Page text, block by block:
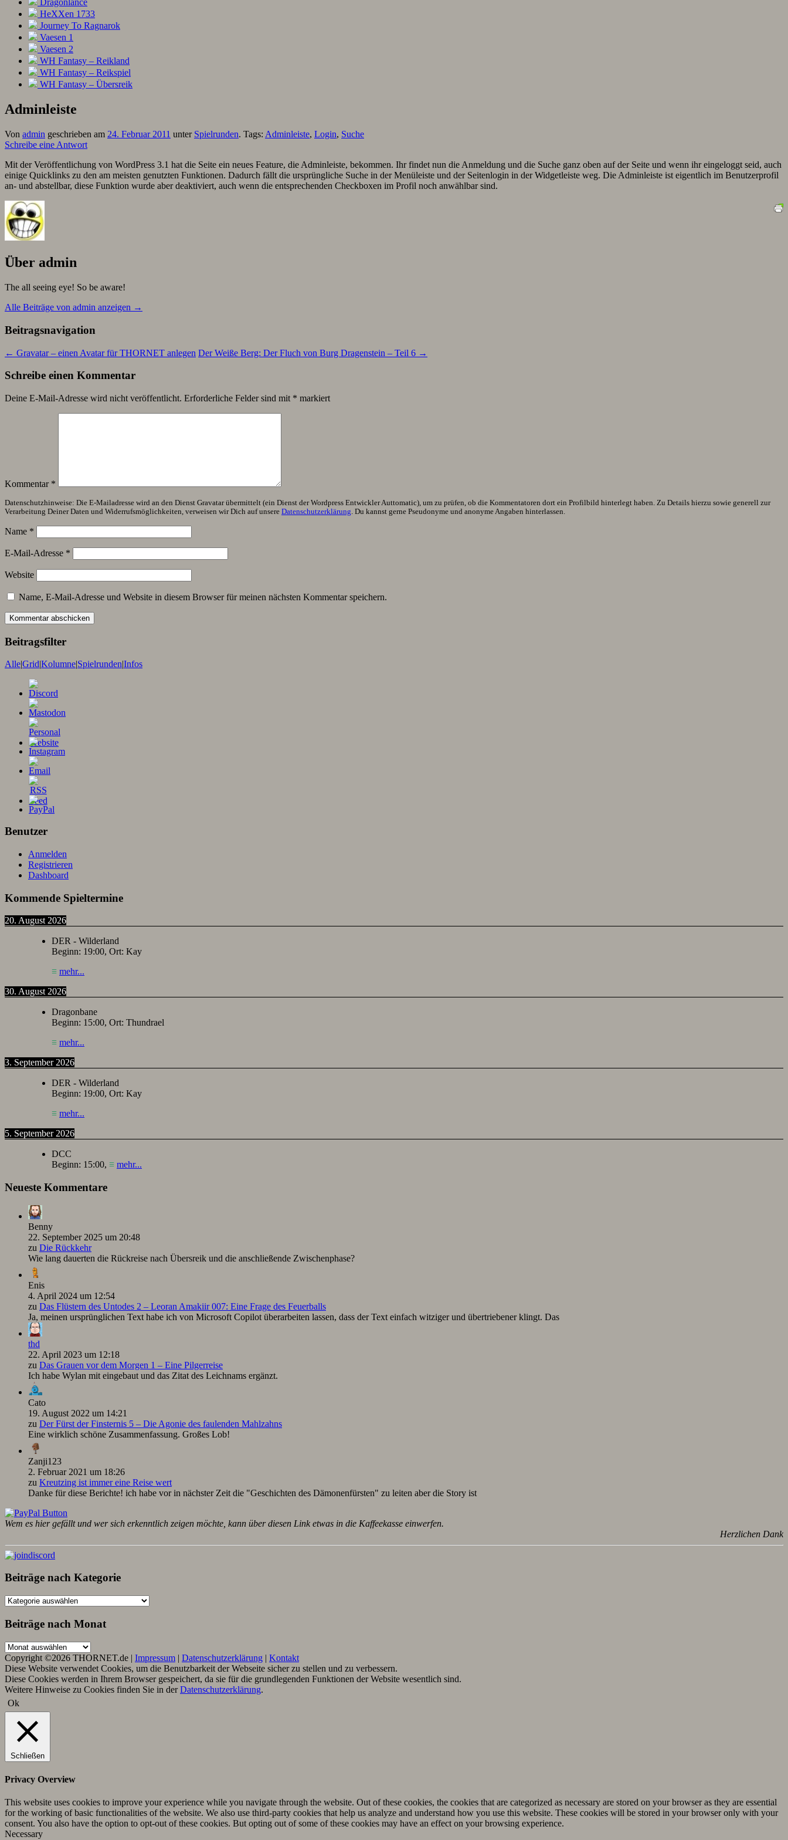
Dragonlance
HeXXen 1733
Journey To Ragnarok
Vaesen 1
Vaesen 2
WH Fantasy – Reikland
WH Fantasy – Reikspiel
WH Fantasy – Übersreik
Adminleiste
Von admin geschrieben am 24. Februar 2011 unter Spielrunden. Tags: Adminleiste, Login, Suche
Schreibe eine Antwort
Mit der Veröffentlichung von WordPress 3.1 hat die Seite ein neues Feature, die Adminleiste, bekommen. Ihr findet nun die Anmeldung und die Suche ganz oben auf der Seite und wenn ihr eingeloggt seid, auch
einige Quicklinks zu den am meisten genutzten Funktionen. Dadurch fällt die ursprüngliche Suche in der Menüleiste und der Seitenlogin in der Widgetleiste weg. Die Adminleiste ist eigentlich im Benutzerprofil
an- und abstellbar, diese Funktion wurde aber deaktiviert, auch wenn die entsprechenden Checkboxen im Profil noch anwählbar sind.
Über admin
The all seeing eye! So be aware!
Alle Beiträge von admin anzeigen →
Beitragsnavigation
← Gravatar – einen Avatar für THORNET anlegen Der Weiße Berg: Der Fluch von Burg Dragenstein – Teil 6 →
Schreibe einen Kommentar
Deine E-Mail-Adresse wird nicht veröffentlicht. Erforderliche Felder sind mit * markiert
Kommentar *
Datenschutzhinweise: Die E-Mailadresse wird an den Dienst Gravatar übermittelt (ein Dienst der Wordpress Entwickler Auttomatic), um zu prüfen, ob die Kommentatoren dort ein Profilbild hinterlegt haben. Zu Details hierzu sowie generell zur
Verarbeitung Deiner Daten und Widerrufsmöglichkeiten, verweisen wir Dich auf unsere Datenschutzerklärung. Du kannst gerne Pseudonyme und anonyme Angaben hinterlassen.
Name *
E-Mail-Adresse *
Website
Name, E-Mail-Adresse und Website in diesem Browser für meinen nächsten Kommentar speichern.
Beitragsfilter
Alle|Grid|Kolumne|Spielrunden|Infos
Benutzer
Anmelden
Registrieren
Dashboard
Kommende Spieltermine
20. August 2026
DER - Wilderland
Beginn: 19:00, Ort: Kay
≡ mehr...
30. August 2026
Dragonbane
Beginn: 15:00, Ort: Thundrael
≡ mehr...
3. September 2026
DER - Wilderland
Beginn: 19:00, Ort: Kay
≡ mehr...
5. September 2026
DCC
Beginn: 15:00, ≡ mehr...
Neueste Kommentare
Benny
22. September 2025 um 20:48
zu Die Rückkehr
Wie lang dauerten die Rückreise nach Übersreik und die anschließende Zwischenphase?
Enis
4. April 2024 um 12:54
zu Das Flüstern des Untodes 2 – Leoran Amakiir 007: Eine Frage des Feuerballs
Ja, meinen ursprünglichen Text habe ich von Microsoft Copilot überarbeiten lassen, dass der Text einfach witziger und übertriebener klingt. Das
thd
22. April 2023 um 12:18
zu Das Grauen vor dem Morgen 1 – Eine Pilgerreise
Ich habe Wylan mit eingebaut und das Zitat des Leichnams ergänzt.
Cato
19. August 2022 um 14:21
zu Der Fürst der Finsternis 5 – Die Agonie des faulenden Mahlzahns
Eine wirklich schöne Zusammenfassung. Großes Lob!
Zanji123
2. Februar 2021 um 18:26
zu Kreutzing ist immer eine Reise wert
Danke für diese Berichte! ich habe vor in nächster Zeit die "Geschichten des Dämonenfürsten" zu leiten aber die Story ist
Wem es hier gefällt und wer sich erkenntlich zeigen möchte, kann über diesen Link etwas in die Kaffeekasse einwerfen.
Herzlichen Dank
Beiträge nach Kategorie
Beiträge
Kategorie
Beiträge nach Monat
Beiträge
nach
Monat
Copyright ©2026 THORNET.de | Impressum | Datenschutzerklärung | Kontakt
Diese Website verwendet Cookies, um die Benutzbarkeit der Webseite sicher zu stellen und zu verbessern.
Diese Cookies werden in Ihrem Browser gespeichert, da sie für die grundlegenden Funktionen der Website wesentlich sind.
Weitere Hinweise zu Cookies finden Sie in derDatenschutzerklärung.
Ok
Schließen
Privacy Overview
This website uses cookies to improve your experience while you navigate through the website. Out of these cookies, the cookies that are categorized as necessary are stored on your browser as they are essential
for the working of basic functionalities of the website. We also use third-party cookies that help us analyze and understand how you use this website. These cookies will be stored in your browser only with your
consent. You also have the option to opt-out of these cookies. But opting out of some of these cookies may have an effect on your browsing experience.
Necessary